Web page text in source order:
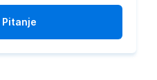
Pitanje